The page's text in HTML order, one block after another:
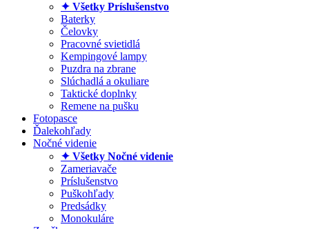
✦ Všetky Príslušenstvo
Baterky
Čelovky
Pracovné svietidlá
Kempingové lampy
Puzdra na zbrane
Slúchadlá a okuliare
Taktické doplnky
Remene na pušku
Fotopasce
Ďalekohľady
Nočné videnie
✦ Všetky Nočné videnie
Zameriavače
Príslušenstvo
Puškohľady
Predsádky
Monokuláre